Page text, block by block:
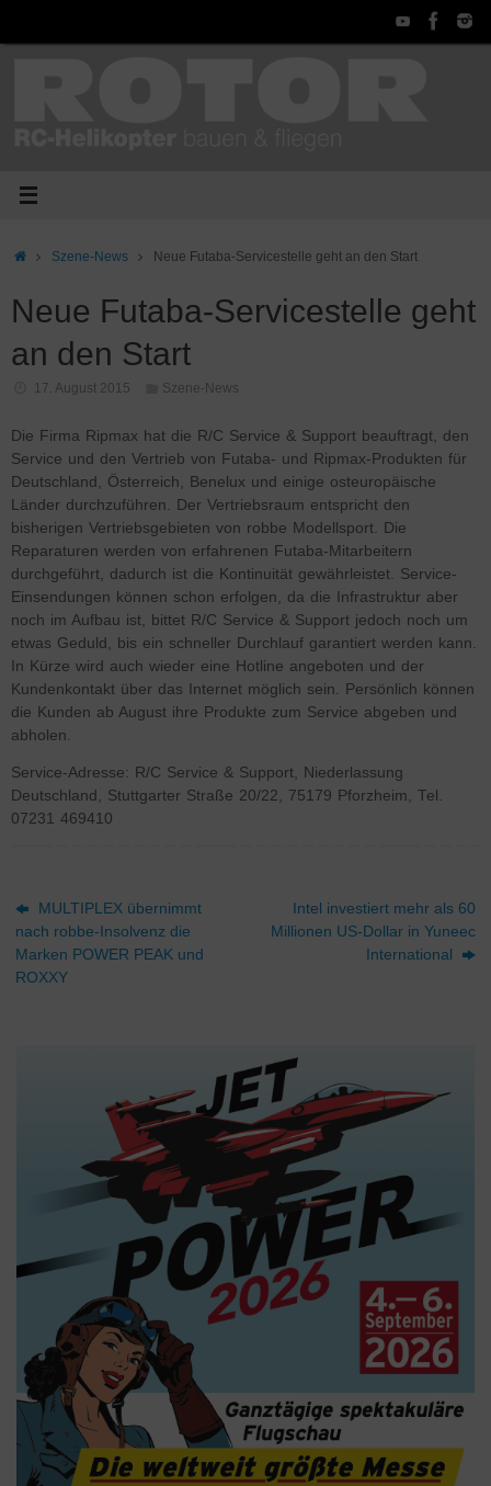
StartSzene-News Neue Futaba-Servicestelle geht an den Start
Neue Futaba-Servicestelle geht
an den Start
17. August 2015 Szene-News
Die Firma Ripmax hat die R/C Service & Support beauftragt, den
Service und den Vertrieb von Futaba- und Ripmax-Produkten für
Deutschland, Österreich, Benelux und einige osteuropäische
Länder durchzuführen. Der Vertriebsraum entspricht den
bisherigen Vertriebsgebieten von robbe Modellsport. Die
Reparaturen werden von erfahrenen Futaba-Mitarbeitern
durchgeführt, dadurch ist die Kontinuität gewährleistet. Service-
Einsendungen können schon erfolgen, da die Infrastruktur aber
noch im Aufbau ist, bittet R/C Service & Support jedoch noch um
etwas Geduld, bis ein schneller Durchlauf garantiert werden kann.
In Kürze wird auch wieder eine Hotline angeboten und der
Kundenkontakt über das Internet möglich sein. Persönlich können
die Kunden ab August ihre Produkte zum Service abgeben und
abholen.
Service-Adresse: R/C Service & Support, Niederlassung
Deutschland, Stuttgarter Straße 20/22, 75179 Pforzheim, Tel.
07231 469410
MULTIPLEX übernimmt
nach robbe-Insolvenz die
Marken POWER PEAK und
ROXXY
Intel investiert mehr als 60
Millionen US-Dollar in Yuneec
International